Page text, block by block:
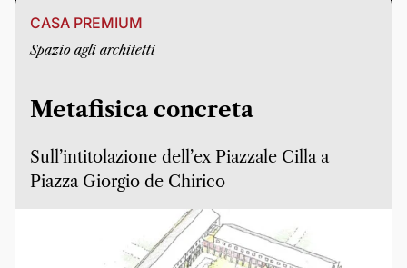
CASA PREMIUM
Spazio agli architetti
Metafisica concreta
Sull’intitolazione dell’ex Piazzale Cilla a
Piazza Giorgio de Chirico